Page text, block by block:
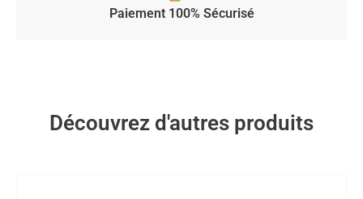
Paiement 100% Sécurisé
Découvrez d'autres produits